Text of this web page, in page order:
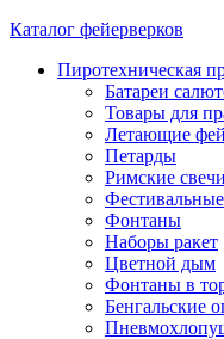
Каталог фейерверков
Пиротехническая
Батареи
Товары для
Летающие
Петарды
Римские свечи
Фонтаны
Наборы ракет
Цветной дым
Фонтаны в
Бенгальские